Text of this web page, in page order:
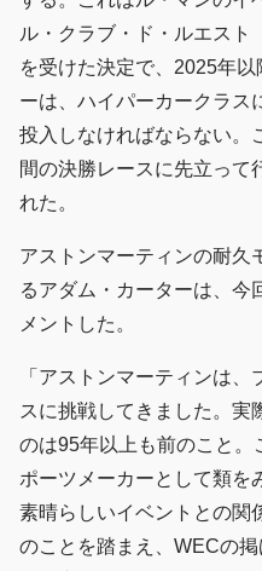
ル・クラブ・ド・ルエスト
を受けた決定で、2025年
ーは、ハイパーカークラス
投入しなければならない。
間の決勝レースに先立って
れた。
アストンマーティンの耐久
るアダム・カーターは、今
メントした。
「アストンマーティンは
スに挑戦してきました。実
のは95年以上も前のこと。
ポーツメーカーとして類を
素晴らしいイベントとの関
のことを踏まえ、WECの